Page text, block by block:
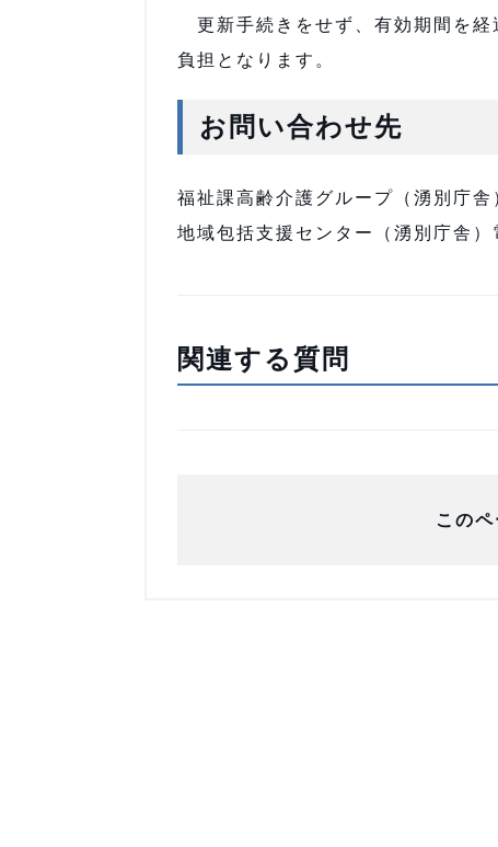
更新手続きをせず、有効期間を経
負担となります。
お問い合わせ先
福祉課高齢介護グループ（湧別庁
地域包括支援センター（湧別庁舎
関連する質問
この